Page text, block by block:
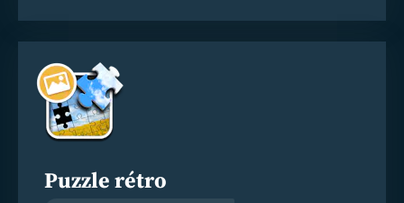
Puzzle rétro
savoir
plus